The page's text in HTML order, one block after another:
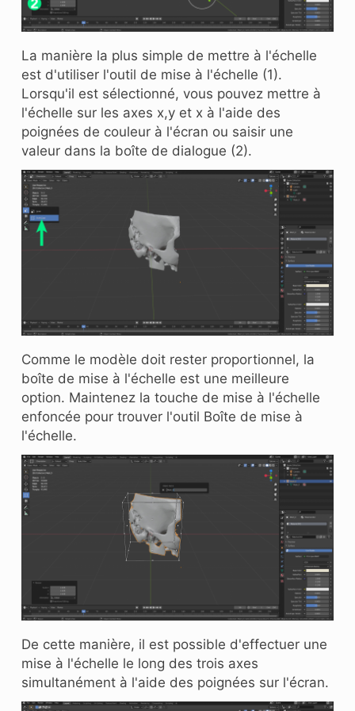
La manière la plus simple de mettre à l'échelle
est d'utiliser l'outil de mise à l'échelle (1).
Lorsqu'il est sélectionné, vous pouvez mettre à
l'échelle sur les axes x,y et x à l'aide des
poignées de couleur à l'écran ou saisir une
valeur dans la boîte de dialogue (2).
Comme le modèle doit rester proportionnel, la
boîte de mise à l'échelle est une meilleure
option. Maintenez la touche de mise à l'échelle
enfoncée pour trouver l'outil Boîte de mise à
l'échelle.
De cette manière, il est possible d'effectuer une
mise à l'échelle le long des trois axes
simultanément à l'aide des poignées sur l'écran.